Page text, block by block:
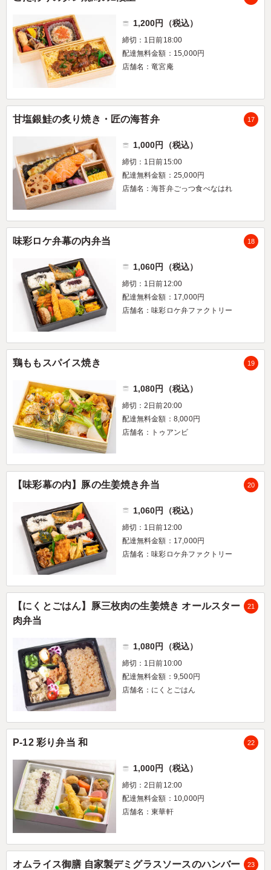
1,200円（税込）
締切：1日前18:00
配達無料金額：15,000円
店舗名：竜宮庵
甘塩銀鮭の炙り焼き・匠の海苔弁 17
1,000円（税込）
締切：1日前15:00
配達無料金額：25,000円
店舗名：海苔弁ごっつ食べなはれ
味彩ロケ弁幕の内弁当 18
1,060円（税込）
締切：1日前12:00
配達無料金額：17,000円
店舗名：味彩ロケ弁ファクトリー
鶏ももスパイス焼き 19
1,080円（税込）
締切：2日前20:00
配達無料金額：8,000円
店舗名：トゥアンビ
【味彩幕の内】豚の生姜焼き弁当 20
1,060円（税込）
締切：1日前12:00
配達無料金額：17,000円
店舗名：味彩ロケ弁ファクトリー
【にくとごはん】豚三枚肉の生姜焼き オールスター
肉弁当
21
1,080円（税込）
締切：1日前10:00
配達無料金額：9,500円
店舗名：にくとごはん
P-12 彩り弁当 和 22
1,000円（税込）
締切：2日前12:00
配達無料金額：10,000円
店舗名：東華軒
オムライス御膳 自家製デミグラスソースのハンバー
23